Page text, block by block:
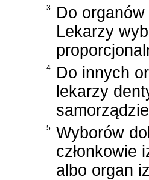
3. Do
Lekarzy
4. Do innych
lekarzy
5. Wyborów
członkowie
albo organ